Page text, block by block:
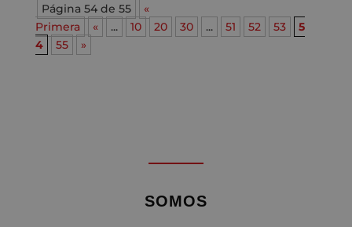
Página 54 de 55
«
Primera
« ... 10 20 30 ... 51 52 53
5
4
55 »
SOMOS